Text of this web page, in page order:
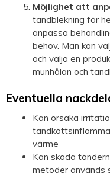
Möjlighet att
tandblekning för
anpassa
behov. Man kan
och välja en
munhålan och
Eventuella
Kan orsaka
värme
Kan skada
metoder används